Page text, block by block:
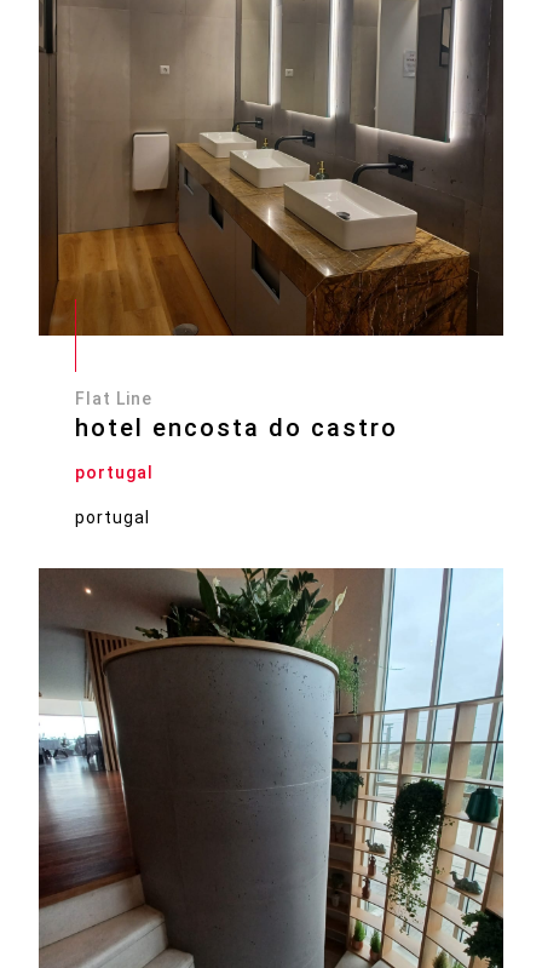
Flat Line
hotel encosta do castro
portugal
portugal